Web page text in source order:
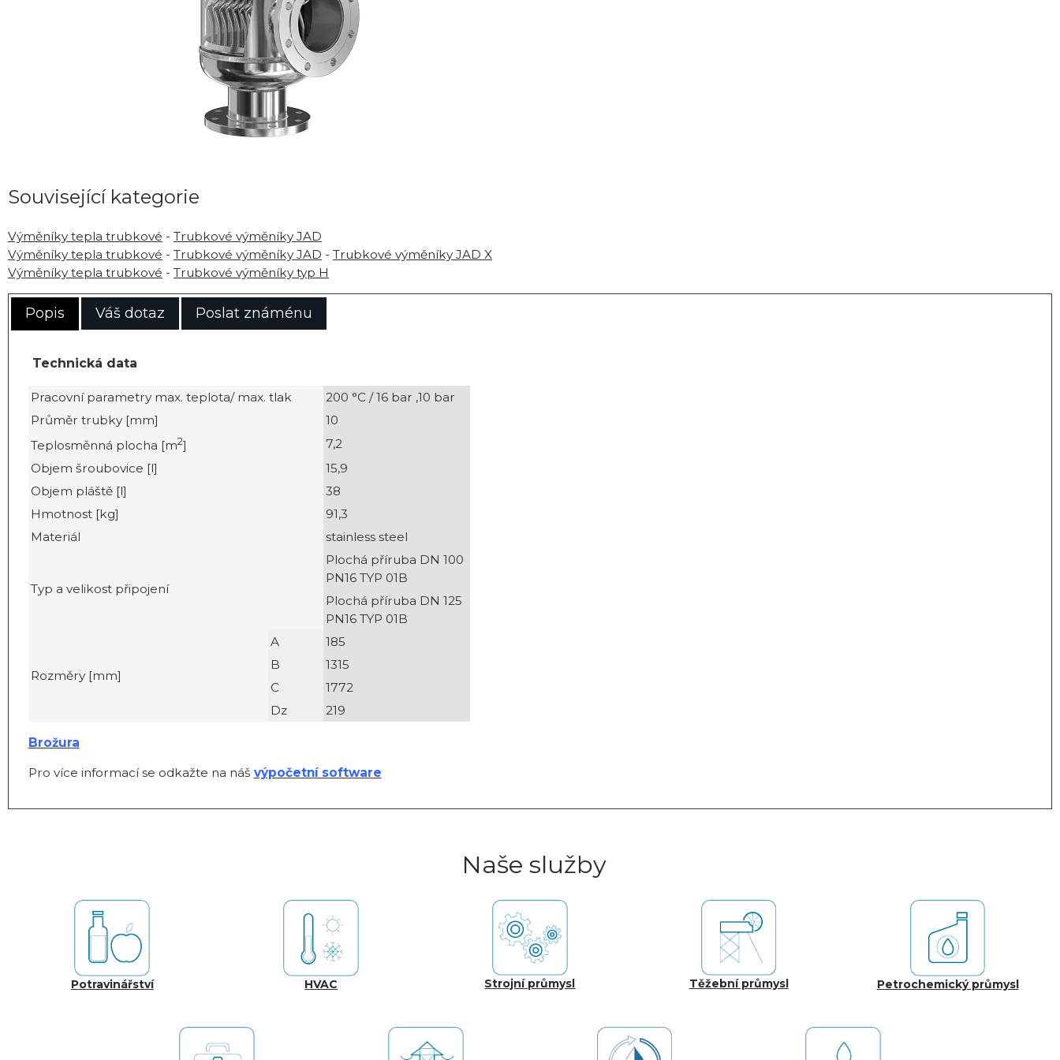
Související kategorie
Výměníky tepla trubkové - Trubkové výměníky JAD
Výměníky tepla trubkové - Trubkové výměníky JAD - Trubkové výměníky JAD X
Výměníky tepla trubkové - Trubkové výměníky typ H
Popis Váš dotaz Poslat známénu
Technická data
Pracovní parametry max. teplota/ max. tlak 200 °C / 16 bar ,10 bar
Průměr trubky [mm]
10
Teplosměnná plocha [m2]
7,2
Objem šroubovice [l]
15,9
Objem pláště [l]
38
Hmotnost [kg]
91,3
Materiál
stainless steel
Typ a velikost připojení
Plochá příruba DN 100
PN16 TYP 01B
Plochá příruba DN 125
PN16 TYP 01B
Rozměry [mm]
A
185
B
1315
C
1772
Dz
219
Brožura
Pro více informací se odkažte na náš výpočetní software
Naše služby
Potravinářství HVAC Strojní průmysl Těžební průmysl Petrochemický průmysl